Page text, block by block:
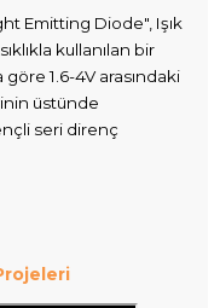
Emitting Diode", Işık
kullanılan bir
1.6-4V arasındaki
üstünde
seri direnç